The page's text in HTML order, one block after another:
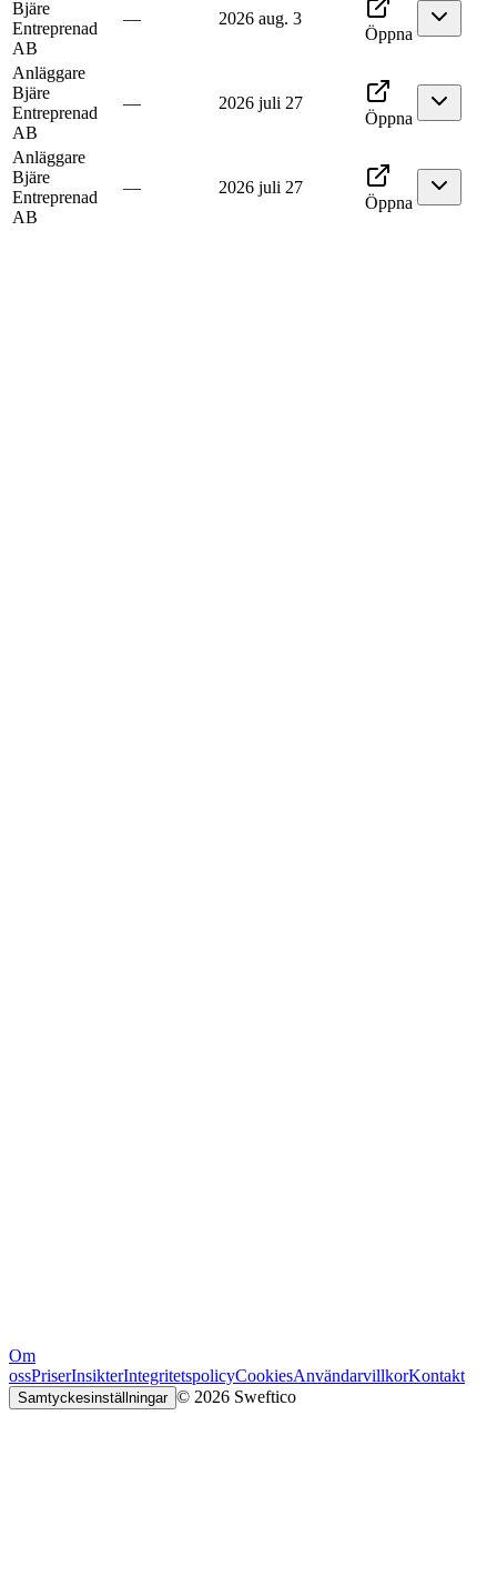
Bjäre
Entreprenad
AB
—
2026 aug. 3
Öppna
Anläggare
Bjäre
Entreprenad
AB
—
2026 juli 27
Öppna
Anläggare
Bjäre
Entreprenad
AB
—
2026 juli 27
Öppna
Om
ossPriserInsikterIntegritetspolicyCookiesAnvändarvillkorKontakt
Samtyckesinställningar © 2026 Sweftico